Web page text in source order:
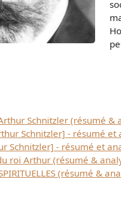
Schnitzler (résumé &
Schnitzler] - résumé et
Schnitzler] - résumé et
roi Arthur (résumé &
(résumé &